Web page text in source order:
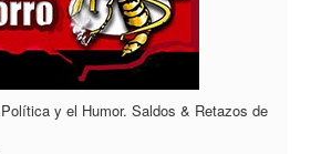
y el Humor. Saldos & Retazos de